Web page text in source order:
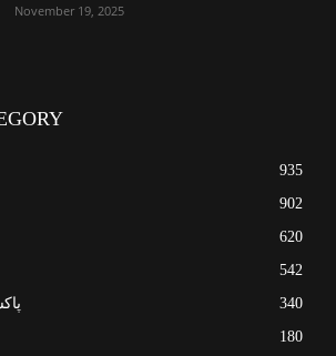
November 19, 2025
935
902
620
542
340
180